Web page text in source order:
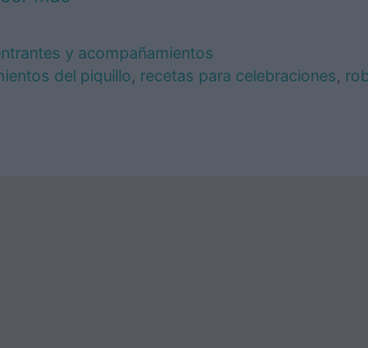
y acompañamientos
del piquillo recetas para celebraciones